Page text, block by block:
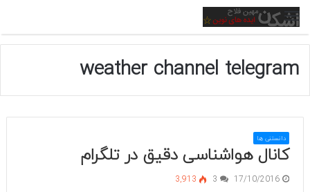
منو
weather channel telegram
دانستنی ها
کانال هواشناسی دقیق در تلگرام
17/10/2016
3
3,913